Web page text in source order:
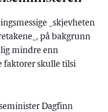
_skjevheten
på bakgrunn
mindre enn
faktorer skulle tilsi
Dagfinn